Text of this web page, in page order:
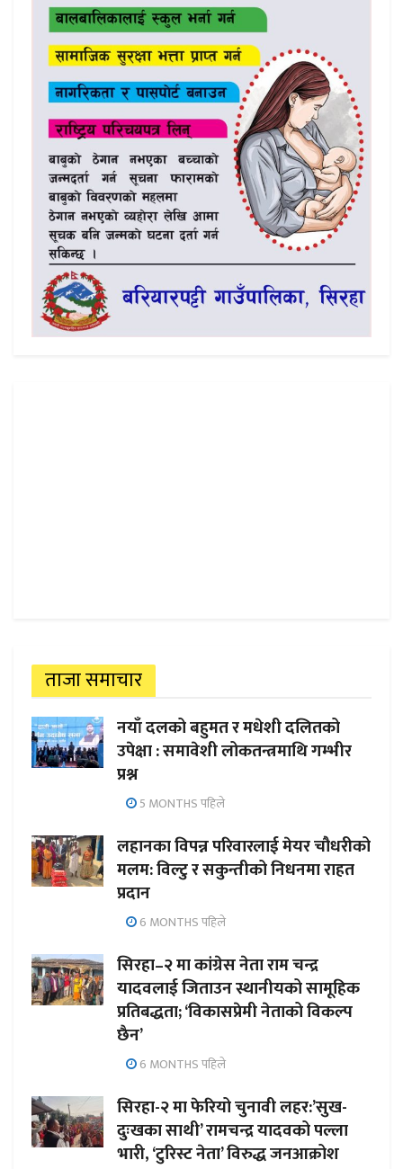
ताजा समाचार
नयाँ दलको बहुमत र मधेशी दलितको
उपेक्षा : समावेशी लोकतन्त्रमाथि गम्भीर
प्रश्न
5 MONTHS पहिले
लहानका विपन्न परिवारलाई मेयर चौधरीको
मलम: विल्टु र सकुन्तीको निधनमा राहत
प्रदान
6 MONTHS पहिले
सिरहा–२ मा कांग्रेस नेता राम चन्द्र
यादवलाई जिताउन स्थानीयको सामूहिक
प्रतिबद्धता; ‘विकासप्रेमी नेताको विकल्प
छैन’
6 MONTHS पहिले
सिरहा-२ मा फेरियो चुनावी लहर:’सुख-
दुःखका साथी’ रामचन्द्र यादवको पल्ला
भारी, ‘टुरिस्ट नेता’ विरुद्ध जनआक्रोश